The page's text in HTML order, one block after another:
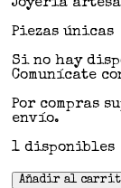
Joyería
Piezas únicas
Si no hay
Comunícate
Por compras
envío.
1 disponibles
Añadir al